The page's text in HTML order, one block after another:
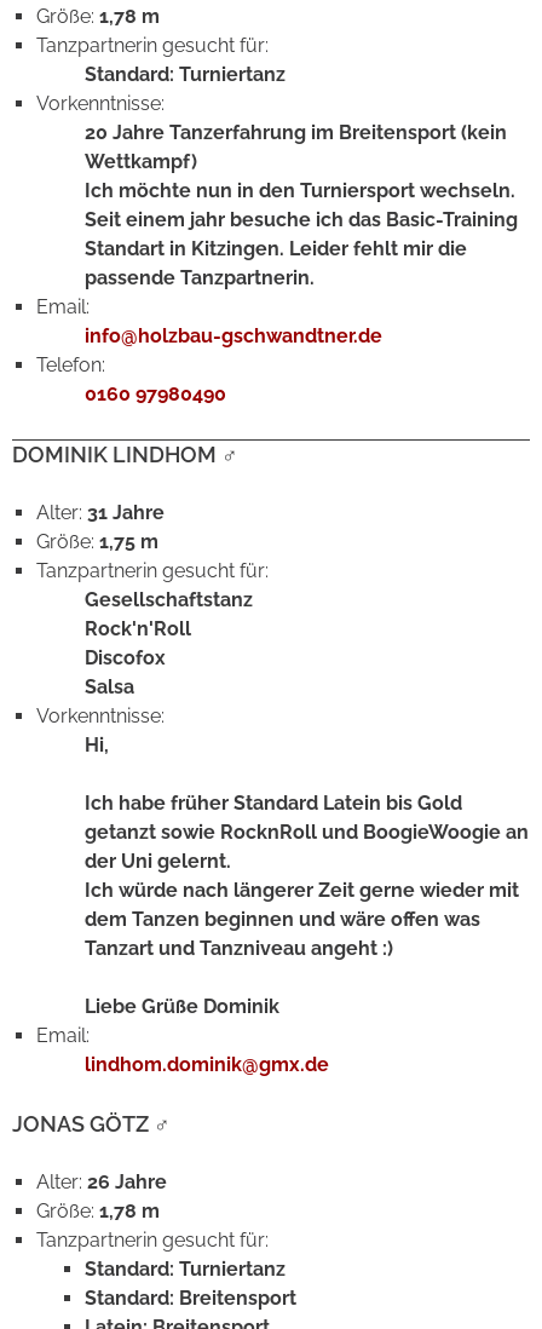
Größe: 1,78 m
Tanzpartnerin gesucht für:
Standard: Turniertanz
Vorkenntnisse:
20 Jahre Tanzerfahrung im Breitensport (kein
Wettkampf)
Ich möchte nun in den Turniersport wechseln.
Seit einem jahr besuche ich das Basic-Training
Standart in Kitzingen. Leider fehlt mir die
passende Tanzpartnerin.
Email:
info@holzbau-gschwandtner.de
Telefon:
0160 97980490
DOMINIK LINDHOM ♂
Alter: 31 Jahre
Größe: 1,75 m
Tanzpartnerin gesucht für:
Gesellschaftstanz
Rock'n'Roll
Discofox
Salsa
Vorkenntnisse:
Hi,
Ich habe früher Standard Latein bis Gold
getanzt sowie RocknRoll und BoogieWoogie an
der Uni gelernt.
Ich würde nach längerer Zeit gerne wieder mit
dem Tanzen beginnen und wäre offen was
Tanzart und Tanzniveau angeht :)
Liebe Grüße Dominik
Email:
lindhom.dominik@gmx.de
JONAS GÖTZ ♂
Alter: 26 Jahre
Größe: 1,78 m
Tanzpartnerin gesucht für:
Standard: Turniertanz
Standard: Breitensport